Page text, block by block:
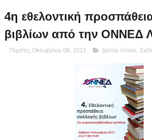
4η εθελοντική
βιβλίων από την ΟΝΝΕΔ
Πέμπτη, Οκτωβρίου 08, 2015 Δελτία τύπου